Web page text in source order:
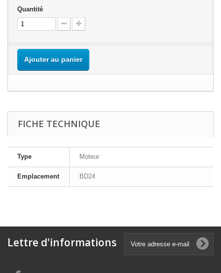
Quantité
Ajouter au panier
FICHE TECHNIQUE
Type Moteur
Emplacement BD24
Lettre d'informations